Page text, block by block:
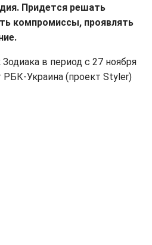
Придется решать
компромиссы, проявлять
в период с 27 ноября
РБК-Украина (проект Styler)